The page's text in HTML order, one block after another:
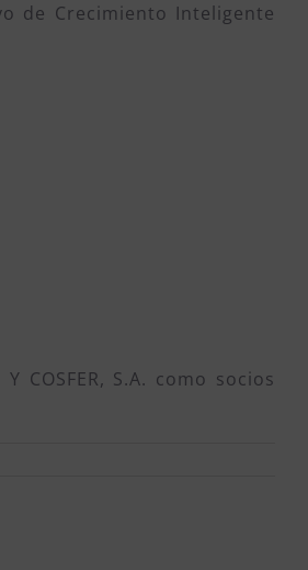
de Crecimiento Inteligente
COSFER, S.A. como socios